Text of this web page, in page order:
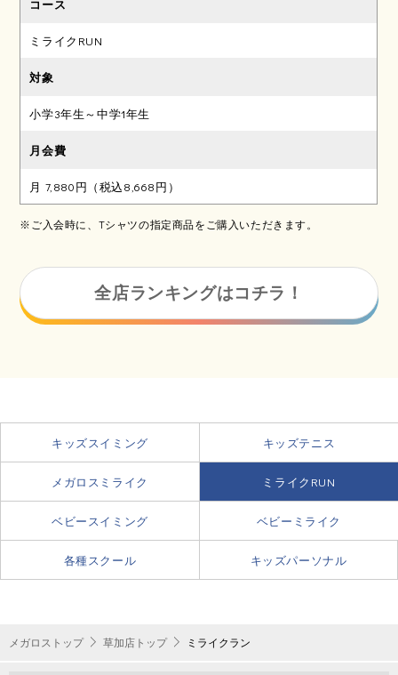
ミライクRUN
小学3年生～中学1年生
月 7,880円（税込8,668円）
※ご入会時に、Tシャツの指定商品をご購入いただきます。
全店ランキングはコチラ！
キッズスイミング キッズテニス
メガロスミライク ミライクRUN
ベビースイミング ベビーミライク
各種スクール キッズパーソナル
メガロストップ 草加店トップ ミライクラン